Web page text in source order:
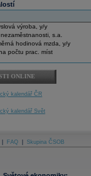
výroba, y/y
s.a.
hodinová mzda, y/y
počtu prac. míst
ONLINE
kalendář ČR
kalendář Svět
FAQ Skupina ČSOB